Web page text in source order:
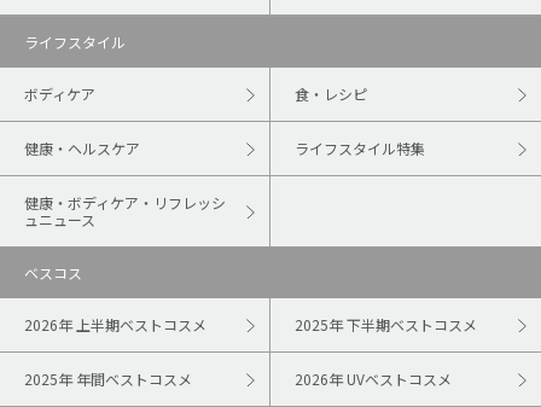
ライフスタイル
ボディケア 食・レシピ
健康・ヘルスケア ライフスタイル特集
健康・ボディケア・リフレッシ
ュニュース
ベスコス
2026年 上半期ベストコスメ 2025年 下半期ベストコスメ
2025年 年間ベストコスメ 2026年 UVベストコスメ